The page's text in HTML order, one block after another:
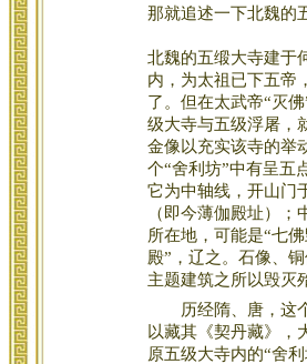
那就追述一下北魏的
北魏的五缎大寺建于
内，为太祖已下五帝
了。但在太武帝“灭
级大寺与五级浮屠，
金像以充实该寺的举
个“舍利坊”中有呈五
它为中轴线，开山门
（即今薄伽殿址）
所在地，可能是“七
殿”，辽之。石像、
主题建筑之所以毁灭
历经隋、唐，这个
以藏其《契丹藏》，
原五级大寺内的“舍